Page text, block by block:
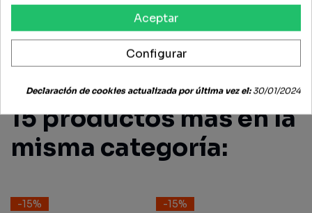
OPINIONES (0)
15 productos más en la
misma categoría:
-15% -15%
Aceptar
Configurar
Declaración de cookies actualizada por última vez el:30/01/2024